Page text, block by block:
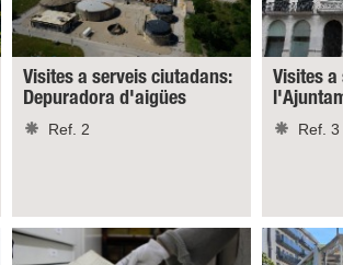
Visites a serveis ciutadans:
Depuradora d'aigües
Ref. 2
Visites a
Ref. 3